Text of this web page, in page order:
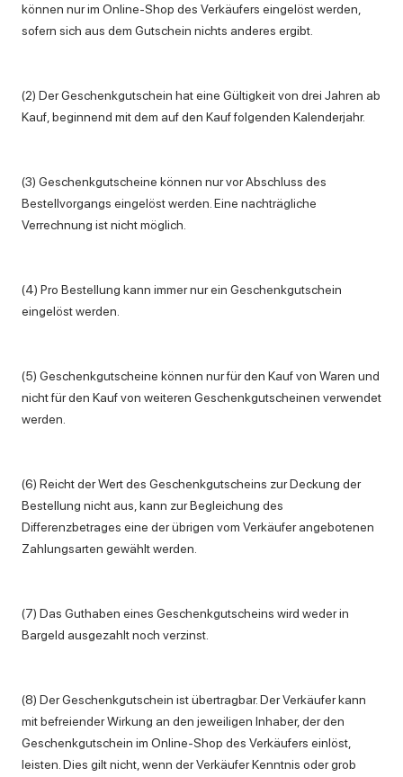
können nur im Online-Shop des Verkäufers eingelöst werden,
sofern sich aus dem Gutschein nichts anderes ergibt.
(2) Der Geschenkgutschein hat eine Gültigkeit von drei Jahren ab
Kauf, beginnend mit dem auf den Kauf folgenden Kalenderjahr.
(3) Geschenkgutscheine können nur vor Abschluss des
Bestellvorgangs eingelöst werden. Eine nachträgliche
Verrechnung ist nicht möglich.
(4) Pro Bestellung kann immer nur ein Geschenkgutschein
eingelöst werden.
(5) Geschenkgutscheine können nur für den Kauf von Waren und
nicht für den Kauf von weiteren Geschenkgutscheinen verwendet
werden.
(6) Reicht der Wert des Geschenkgutscheins zur Deckung der
Bestellung nicht aus, kann zur Begleichung des
Differenzbetrages eine der übrigen vom Verkäufer angebotenen
Zahlungsarten gewählt werden.
(7) Das Guthaben eines Geschenkgutscheins wird weder in
Bargeld ausgezahlt noch verzinst.
(8) Der Geschenkgutschein ist übertragbar. Der Verkäufer kann
mit befreiender Wirkung an den jeweiligen Inhaber, der den
Geschenkgutschein im Online-Shop des Verkäufers einlöst,
leisten. Dies gilt nicht, wenn der Verkäufer Kenntnis oder grob